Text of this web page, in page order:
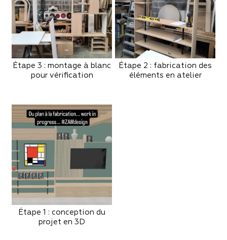
Étape 3 : montage à blanc
pour vérification
Étape 2 : fabrication des
éléments en atelier
Étape 1 : conception du
projet en 3D